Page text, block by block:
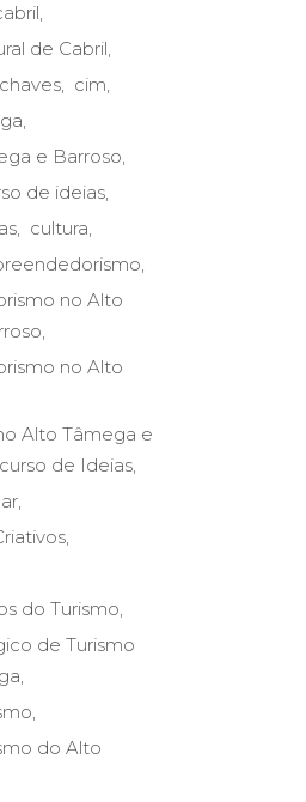
de Cabril
chaves
cim
e Barroso
de ideias
cultura
no Alto
no Alto
Alto Tâmega e
de Ideias
do Turismo
de Turismo
do Alto